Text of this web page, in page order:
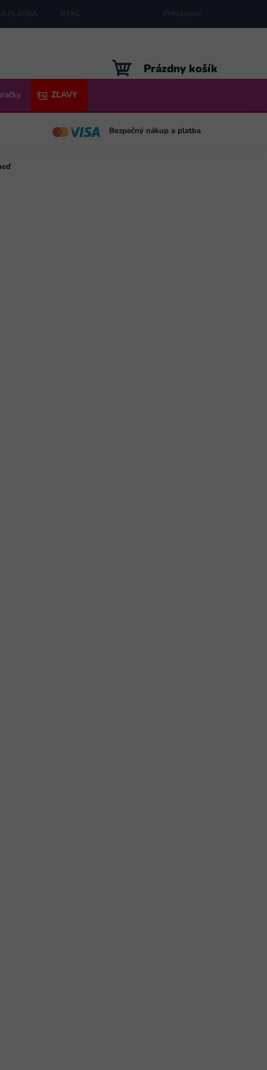
PLATBA REKLAMÁCIE MAPA SERVERU
Prihlásenie
NÁKUPNÝ
KOŠÍK
Prázdny košík
ZĽAVY
Bezpečný nákup a platba